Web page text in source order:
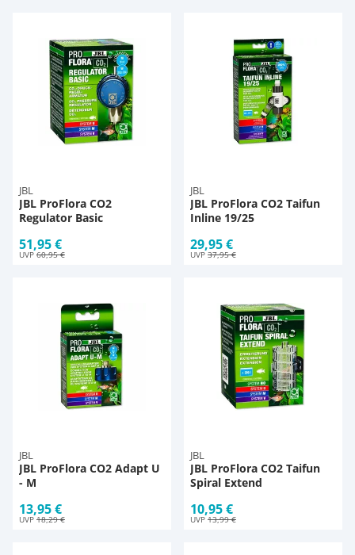
JBL
JBL ProFlora CO2
Regulator Basic
51,95 €
UVP60,95 €
JBL
JBL ProFlora CO2 Taifun
Inline 19/25
29,95 €
UVP37,95 €
JBL
JBL ProFlora CO2 Adapt U
- M
13,95 €
UVP18,29 €
JBL
JBL ProFlora CO2 Taifun
Spiral Extend
10,95 €
UVP13,99 €